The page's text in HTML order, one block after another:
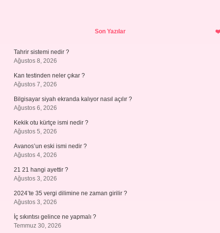
Son Yazılar
Tahrir sistemi nedir ?
Ağustos 8, 2026
Kan testinden neler çıkar ?
Ağustos 7, 2026
Bilgisayar siyah ekranda kalıyor nasıl açılır ?
Ağustos 6, 2026
Kekik otu kürtçe ismi nedir ?
Ağustos 5, 2026
Avanos’un eski ismi nedir ?
Ağustos 4, 2026
21 21 hangi ayettir ?
Ağustos 3, 2026
2024’te 35 vergi dilimine ne zaman girilir ?
Ağustos 3, 2026
İç sıkıntısı gelince ne yapmalı ?
Temmuz 30, 2026